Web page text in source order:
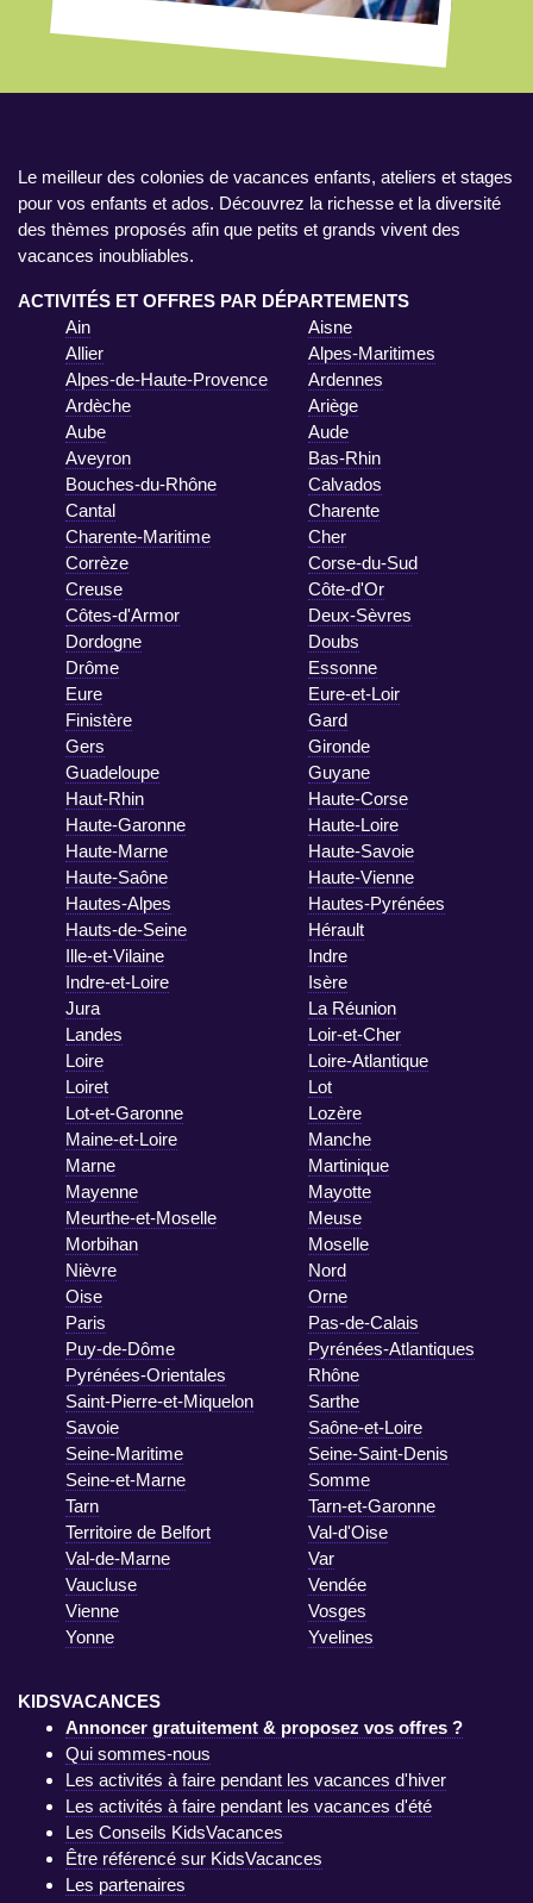
Le meilleur des colonies de vacances enfants, ateliers et stages
pour vos enfants et ados. Découvrez la richesse et la diversité
des thèmes proposés afin que petits et grands vivent des
vacances inoubliables.
ACTIVITÉS ET OFFRES PAR DÉPARTEMENTS
Ain
Aisne
Allier
Alpes-Maritimes
Alpes-de-Haute-Provence
Ardennes
Ardèche
Ariège
Aube
Aude
Aveyron
Bas-Rhin
Bouches-du-Rhône
Calvados
Cantal
Charente
Charente-Maritime
Cher
Corrèze
Corse-du-Sud
Creuse
Côte-d'Or
Côtes-d'Armor
Deux-Sèvres
Dordogne
Doubs
Drôme
Essonne
Eure
Eure-et-Loir
Finistère
Gard
Gers
Gironde
Guadeloupe
Guyane
Haut-Rhin
Haute-Corse
Haute-Garonne
Haute-Loire
Haute-Marne
Haute-Savoie
Haute-Saône
Haute-Vienne
Hautes-Alpes
Hautes-Pyrénées
Hauts-de-Seine
Hérault
Ille-et-Vilaine
Indre
Indre-et-Loire
Isère
Jura
La Réunion
Landes
Loir-et-Cher
Loire
Loire-Atlantique
Loiret
Lot
Lot-et-Garonne
Lozère
Maine-et-Loire
Manche
Marne
Martinique
Mayenne
Mayotte
Meurthe-et-Moselle
Meuse
Morbihan
Moselle
Nièvre
Nord
Oise
Orne
Paris
Pas-de-Calais
Puy-de-Dôme
Pyrénées-Atlantiques
Pyrénées-Orientales
Rhône
Saint-Pierre-et-Miquelon
Sarthe
Savoie
Saône-et-Loire
Seine-Maritime
Seine-Saint-Denis
Seine-et-Marne
Somme
Tarn
Tarn-et-Garonne
Territoire de Belfort
Val-d'Oise
Val-de-Marne
Var
Vaucluse
Vendée
Vienne
Vosges
Yonne
Yvelines
KIDSVACANCES
Annoncer gratuitement & proposez vos offres ?
Qui sommes-nous
Les activités à faire pendant les vacances d'hiver
Les activités à faire pendant les vacances d'été
Les Conseils KidsVacances
Être référencé sur KidsVacances
Les partenaires